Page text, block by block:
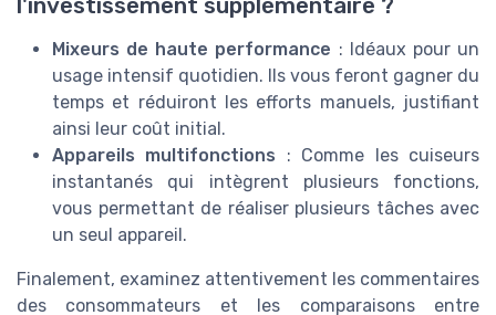
l'investissement supplémentaire ?
Mixeurs de haute performance : Idéaux pour un
usage intensif quotidien. Ils vous feront gagner du
temps et réduiront les efforts manuels, justifiant
ainsi leur coût initial.
Appareils multifonctions : Comme les cuiseurs
instantanés qui intègrent plusieurs fonctions,
vous permettant de réaliser plusieurs tâches avec
un seul appareil.
Finalement, examinez attentivement les commentaires
des consommateurs et les comparaisons entre